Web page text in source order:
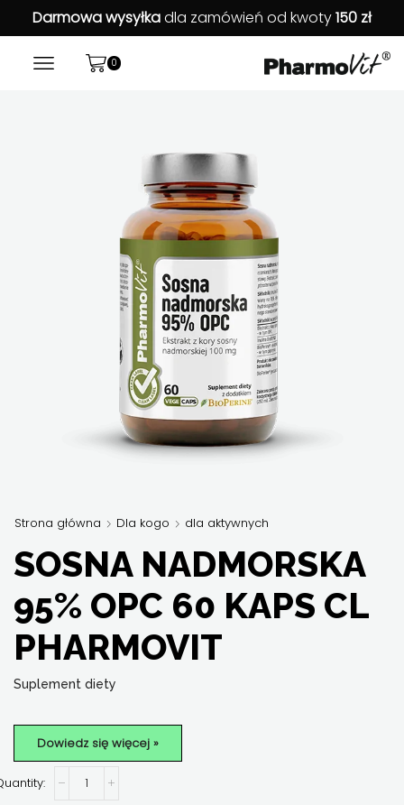
Darmowa wysyłkadla zamówień od kwoty150 zł
0
Strona główna Dla kogo dla aktywnych
SOSNA NADMORSKA
95% OPC 60 KAPS CL
PHARMOVIT
Suplement diety
Dowiedz się więcej »
Sosna